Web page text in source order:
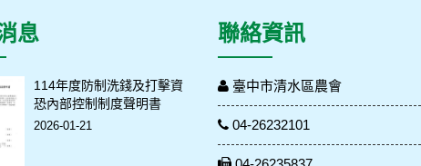
息
114年度防制洗錢及打擊資
恐內部控制制度聲明書
2026-01-21
聯絡資訊
臺中市清水區農會
04-26232101